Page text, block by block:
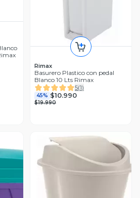
Rimax
Basurero Plastico con pedal
Blanco 10 Lts Rimax
5(1)
45% $10.990
$19.990